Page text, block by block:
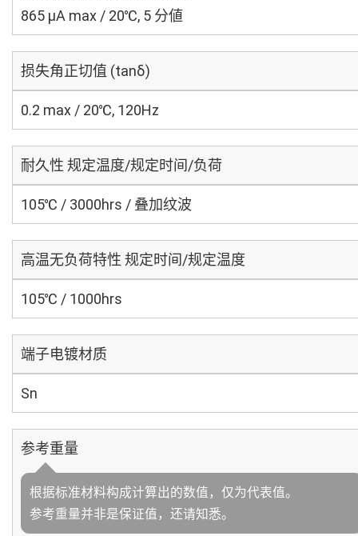
865 μA max / 20℃, 5 分値
损失角正切值 (tanδ)
0.2 max / 20℃, 120Hz
耐久性 规定温度/规定时间/负荷
105℃ / 3000hrs / 叠加纹波
高温无负荷特性 规定时间/规定温度
105℃ / 1000hrs
端子电镀材质
Sn
参考重量
根据标准材料构成计算出的数值，仅为代表值。
参考重量并非是保证值，还请知悉。